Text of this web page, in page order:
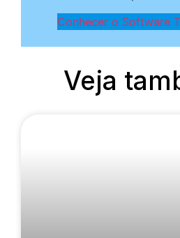
Conhecer o Software
Veja